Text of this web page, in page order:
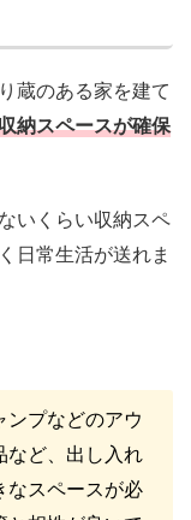
蔵のある家を建て
納スペースが確保
いくらい収納スペ
日常生活が送れま
プなどのアウ
など、出し入れ
なスペースが必